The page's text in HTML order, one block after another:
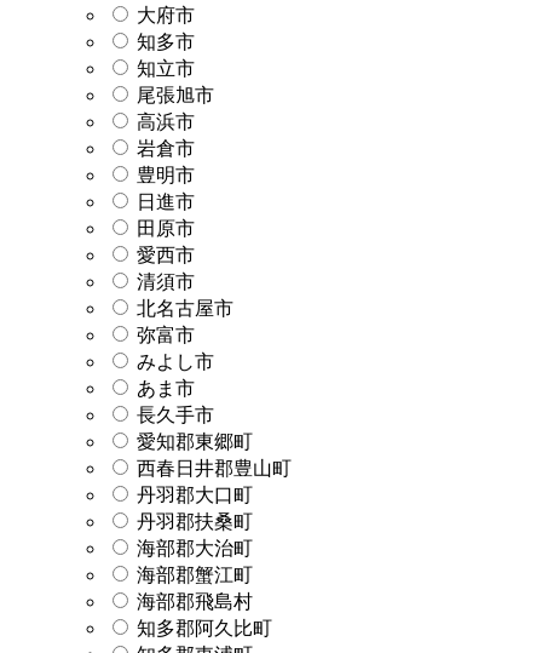
大府市
知多市
知立市
尾張旭市
高浜市
岩倉市
豊明市
日進市
田原市
愛西市
清須市
北名古屋市
弥富市
みよし市
あま市
長久手市
愛知郡東郷町
西春日井郡豊山町
丹羽郡大口町
丹羽郡扶桑町
海部郡大治町
海部郡蟹江町
海部郡飛島村
知多郡阿久比町